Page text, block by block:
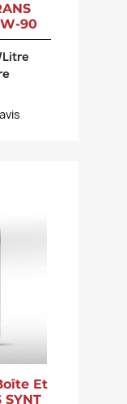
90
Litre
avis
Et
SYNT